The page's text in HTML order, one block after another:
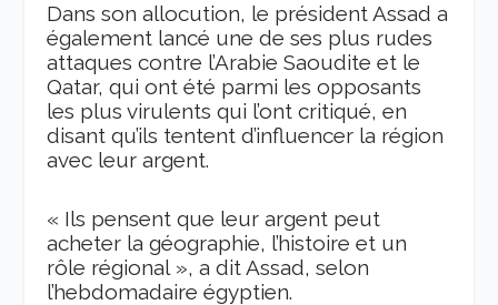
Dans son allocution, le président Assad a
également lancé une de ses plus rudes
attaques contre l’Arabie Saoudite et le
Qatar, qui ont été parmi les opposants
les plus virulents qui l’ontcritiqué, en
disant qu’ils tentent d’influencer la région
avec leur argent.
« Ils pensent que leur argent peut
acheter la géographie, l’histoire et un
rôle régional », a dit Assad, selon
l’hebdomadaire égyptien.